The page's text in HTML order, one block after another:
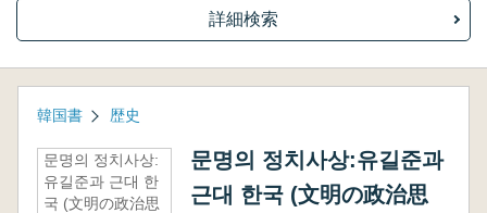
詳細検索
韓国書 歴史
문명의 정치사상:
유길준과 근대 한
국 (文明の政治思
문명의 정치사상:유길준과
근대 한국 (文明の政治思